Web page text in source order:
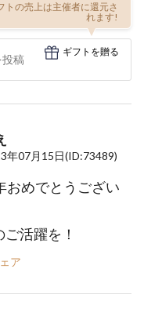
トの売上は主催者に還元さ
れます!
ギフトを贈る
年07月15日(ID:73489)
おめでとうござい
活躍を！
ア